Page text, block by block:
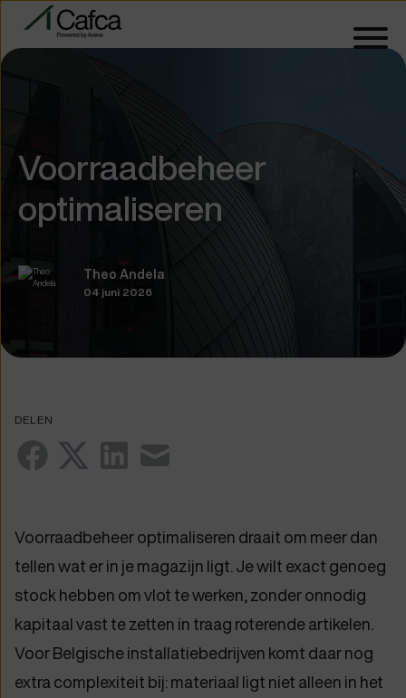
Voorraadbeheer
optimaliseren
Theo Andela
04 juni 2026
DELEN
Voorraadbeheer optimaliseren draait om meer dan
tellen wat er in je magazijn ligt. Je wilt exact genoeg
stock hebben om vlot te werken, zonder onnodig
kapitaal vast te zetten in traag roterende artikelen.
Voor Belgische installatiebedrijven komt daar nog
extra complexiteit bij: materiaal ligt niet alleen in het